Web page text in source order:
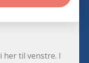
her til venstre. I